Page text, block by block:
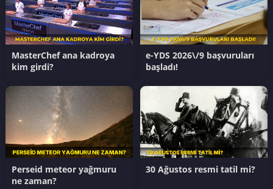
MasterChef ana kadroya
kim girdi?
e-YDS 2026\/9 başvuruları
başladı!
Perseid meteor yağmuru
ne zaman?
30 Ağustos resmi tatil mi?